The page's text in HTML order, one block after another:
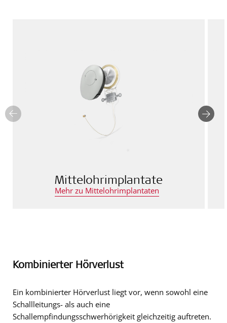
Mittelohrimplantate
Mehr zu Mittelohrimplantaten
Kombinierter Hörverlust
Ein kombinierter Hörverlust liegt vor, wenn sowohl eine
Schallleitungs- als auch eine
Schallempfindungsschwerhörigkeit gleichzeitig auftreten.